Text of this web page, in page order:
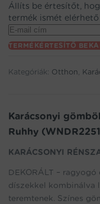
Állíts be értesítőt,
termék ismét elérhető
Enter
your
email
to
waitlist
this
product
TERMÉKÉRTESÍTŐ
Kategóriák: Otthon,
Karácsonyi
Ruhhy
KARÁCSONYI
DEKORÁLT –
díszekkel kombinálva
teremtenek. Színes